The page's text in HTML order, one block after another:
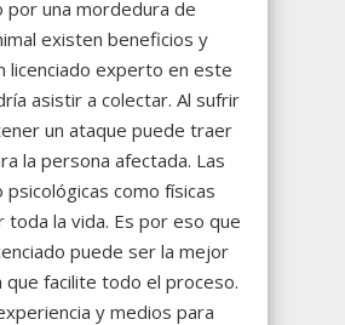
por una mordedura de
existen beneficios y
licenciado experto en este
asistir a colectar. Al sufrir
un ataque puede traer
la persona afectada. Las
como físicas
toda la vida. Es por eso que
puede ser la mejor
que facilite todo el proceso.
y medios para